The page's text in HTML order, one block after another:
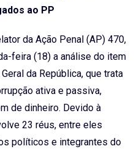
ao PP
da Ação Penal (AP) 470,
feira (18) a análise do item
da República, que trata
ativa e passiva,
de dinheiro. Devido à
23 réus, entre eles
políticos e integrantes do